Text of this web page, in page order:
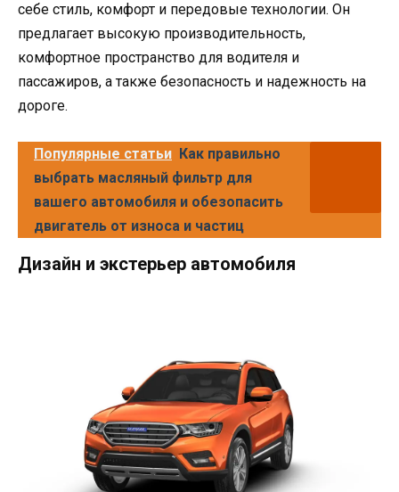
себе стиль, комфорт и передовые технологии. Он
предлагает высокую производительность,
комфортное пространство для водителя и
пассажиров, а также безопасность и надежность на
дороге.
Популярные статьи Как правильно
выбрать масляный фильтр для
вашего автомобиля и обезопасить
двигатель от износа и частиц
Дизайн и экстерьер автомобиля